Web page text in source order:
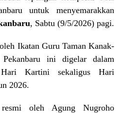
untuk menyemarakkan
, Sabtu (9/5/2026) pagi.
Ikatan Guru Taman Kanak-
ini digelar dalam
Hari Kartini sekaligus Hari
2026.
oleh Agung Nugroho